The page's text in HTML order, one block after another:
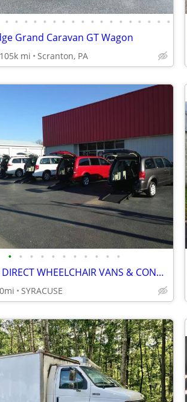
• • • • • • • • • • • • • • • • • •
Grand Caravan GT Wagon
105k mi Scranton, PA
• • • • • • • • • • •
FACTORY DIRECT WHEELCHAIR VANS & CONVERSIONS! PAY WHAT THE DEALERS PAY
SYRACUSE